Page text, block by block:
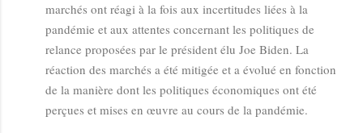
marchés ont réagi à la fois aux incertitudes liées à la
pandémie et aux attentes concernant les politiques de
relance proposées par le président élu Joe Biden. La
réaction des marchés a été mitigée et a évolué en fonction
de la manière dont les politiques économiques ont été
perçues et mises en œuvre au cours de la pandémie.